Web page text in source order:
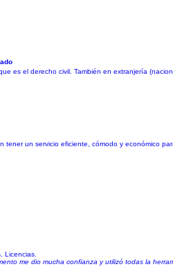
es el derecho civil. También en extranjería
un servicio eficiente, cómodo y económico
Licencias.
me dio mucha confianza y utilizó todas la